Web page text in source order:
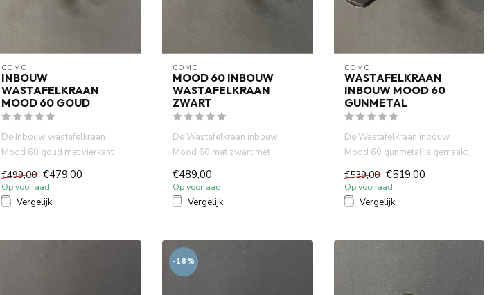
COMO
INBOUW
WASTAFELKRAAN
MOOD 60 GOUD
De Inbouw wastafelkraan
Mood 60 goud met vierkant
uitloop is gemaakt van volledi...
€499,00 €479,00
Op voorraad
Vergelijk
COMO
MOOD 60 INBOUW
WASTAFELKRAAN
ZWART
De Wastafelkraan inbouw
Mood 60 mat zwart met
vierkant 20 cm uitloop is
gemaakt ...
€489,00
Op voorraad
Vergelijk
COMO
WASTAFELKRAAN
INBOUW MOOD 60
GUNMETAL
De Wastafelkraan inbouw
Mood 60 gunmetal is gemaakt
van volledig DZR messing. W...
€539,00 €519,00
Op voorraad
Vergelijk
-18%